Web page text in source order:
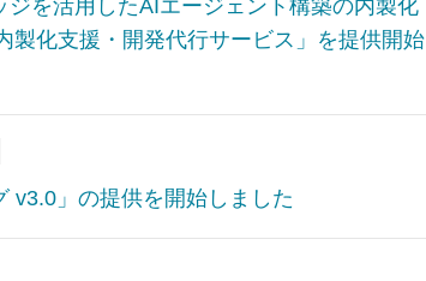
を活用したAIエージェント構築の内製化
製化支援・開発代行サービス」を提供開始
v3.0」の提供を開始しました
構築